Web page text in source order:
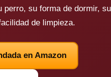
perro, su forma de dormir,
de limpieza.
en Amazon